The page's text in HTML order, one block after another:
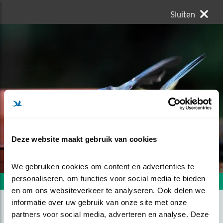
Deze website maakt gebruik van cookies
We gebruiken cookies om content en advertenties te
personaliseren, om functies voor social media te bieden
en om ons websiteverkeer te analyseren. Ook delen we
informatie over uw gebruik van onze site met onze
partners voor social media, adverteren en analyse. Deze
Sluiten
Volgende foto Vorige foto